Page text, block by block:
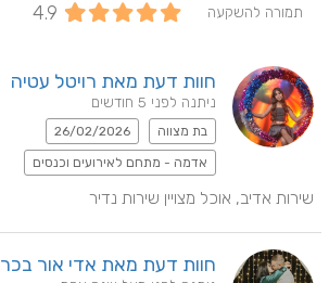
תמורה להשקעה 4.9
חוות דעת מאת רויטל עטיה
ניתנה לפני 5 חודשים
בת מצווה 26/02/2026
אדמה - מתחם לאירועים וכנסים
שירות אדיב, אוכל מצויין שירות נדיר
חוות דעת מאת אדי אור בכר